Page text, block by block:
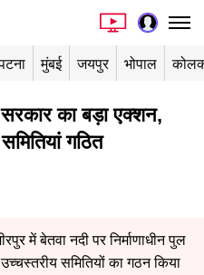
मुंबई जयपुर भोपाल
सरकार का बड़ा एक्शन,
गठित
में बेतवा नदी पर निर्माणाधीन पुल
समितियों का गठन किया